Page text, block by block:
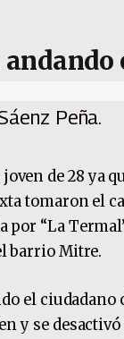
Peña.
de 28 ya
tomaron el
“La
barrio Mitre.
el
y se